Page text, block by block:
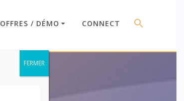
OFFRES / DÉMO CONNECT
FERMER